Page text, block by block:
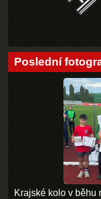
Poslední
Krajské kolo v běhu